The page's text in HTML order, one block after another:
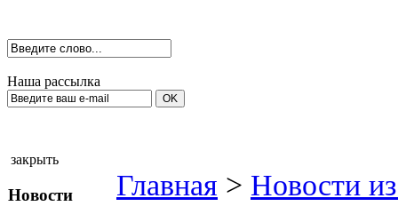
Наша рассылка
закрыть
Новости Главная > Новости